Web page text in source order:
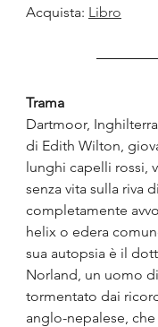
Acquista: Libro
Trama
Dartmoor,
di Edith Wilton,
lunghi capelli rossi,
senza vita sulla riva
completamente
helix o edera
sua autopsia è il
Norland, un uomo
tormentato dai
anglo-nepalese,